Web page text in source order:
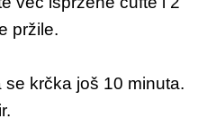
pržile.
krčka još 10 minuta.